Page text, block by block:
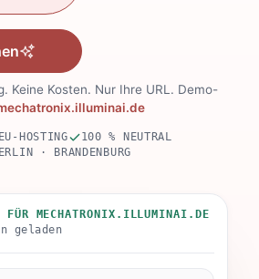
Keine Kosten. Nur Ihre URL. Demo-
EU-HOSTING
100 % NEUTRAL
· BRANDENBURG
FÜR MECHATRONIX.ILLUMINAI.DE
geladen